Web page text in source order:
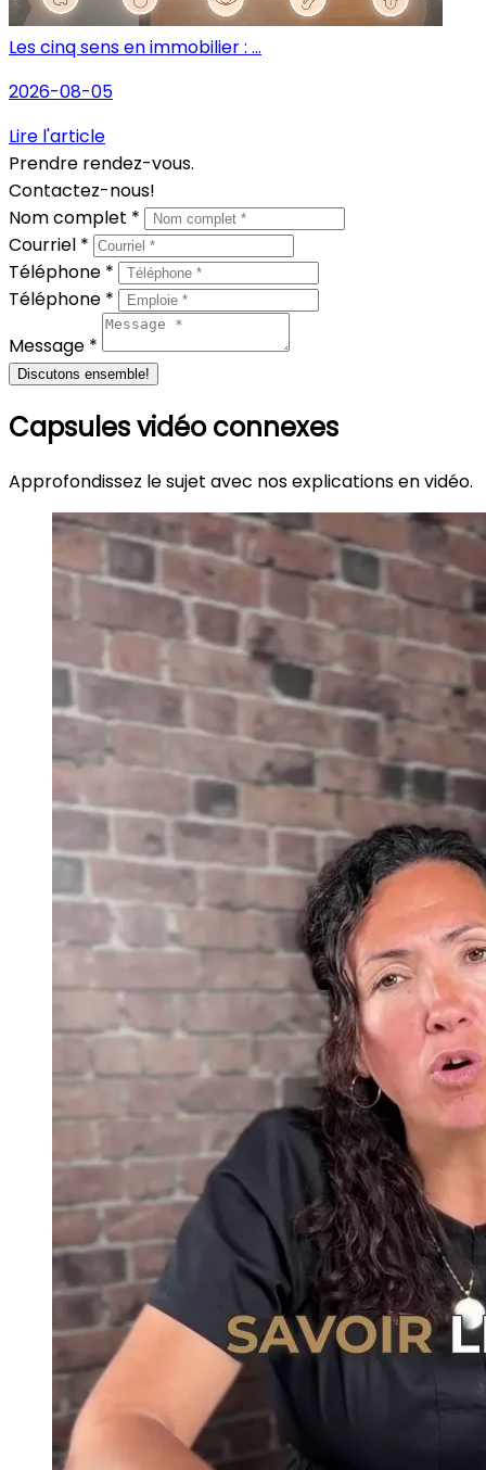
Les cinq sens en immobilier : ...
2026-08-05
Lire l'article
Prendre rendez-vous.
Contactez-nous!
Nom complet *
Courriel *
Téléphone *
Téléphone *
Message *
Discutons ensemble!
Capsules vidéo connexes
Approfondissez le sujet avec nos explications en vidéo.